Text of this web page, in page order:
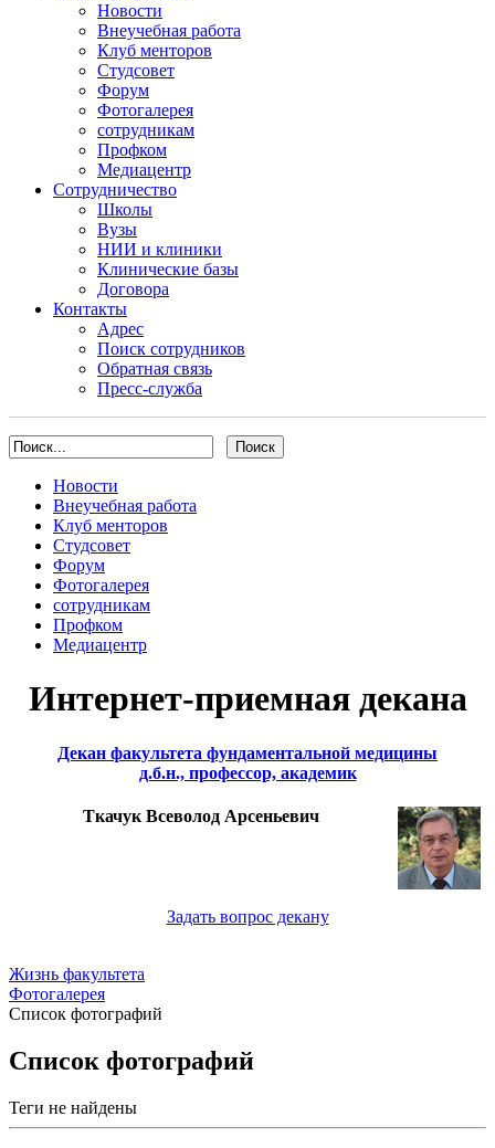
Новости
Внеучебная работа
Клуб менторов
Студсовет
Форум
Фотогалерея
сотрудникам
Профком
Медиацентр
Сотрудничество
Школы
Вузы
НИИ и клиники
Клинические базы
Договора
Контакты
Адрес
Поиск сотрудников
Обратная связь
Пресс-служба
Новости
Внеучебная работа
Клуб менторов
Студсовет
Форум
Фотогалерея
сотрудникам
Профком
Медиацентр
Интернет-приемная декана
Декан факультета фундаментальной медицины
д.б.н., профессор, академик
Ткачук Всеволод Арсеньевич
Задать вопрос декану
Жизнь факультета
Фотогалерея
Список фотографий
Список фотографий
Теги не найдены